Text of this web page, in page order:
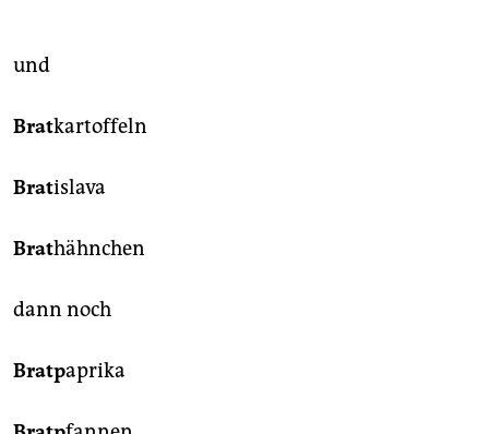
und
Bratkartoffeln
Bratislava
Brathähnchen
dann noch
Bratpaprika